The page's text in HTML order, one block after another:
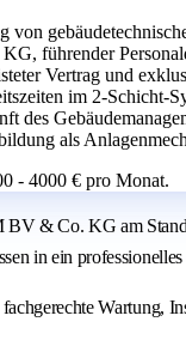
von
führender
Vertrag und
im 2-Schicht-
des
als
- 4000 € pro Monat.
BV & Co. KG am
in ein
Wartung,